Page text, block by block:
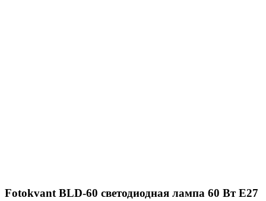
Fotokvant BLD-60 светодиодная лампа 60 Вт Е27